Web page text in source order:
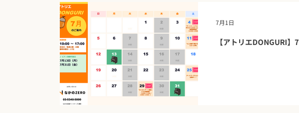
【アトリエDONGURI】
7月1日